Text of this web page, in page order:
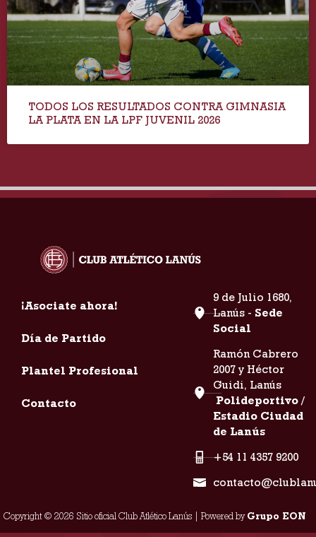
TODOS LOS RESULTADOS CONTRA GIMNASIA
LA PLATA EN LA LPF JUVENIL 2026
¡Asociate ahora!
Día de Partido
Plantel Profesional
Contacto
9 de Julio 1680,
Lanús - Sede
Social
Ramón Cabrero
2007 y Héctor
Guidi, Lanús
Polideportivo /
Estadio Ciudad
de Lanús
+54 11 4357 9200
Copyright © 2026 Sitio oficial Club Atlético Lanús | Powered byGrupo EON